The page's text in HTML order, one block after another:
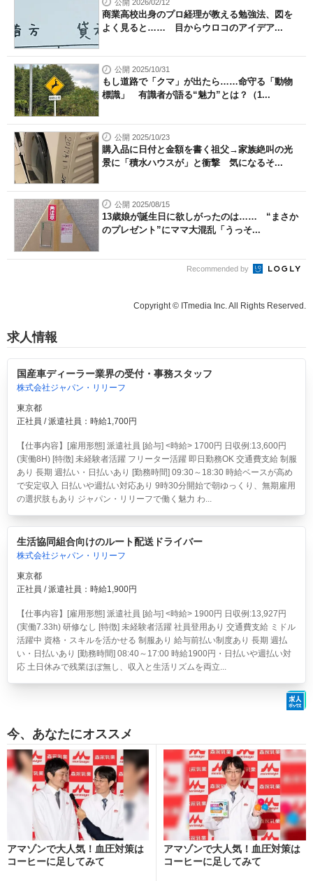
公開 2026/02/12
商業高校出身のプロ経理が教える勉強法、図を
よく見ると…… 目からウロコのアイデア...
公開 2025/10/31
もし道路で「クマ」が出たら……命守る「動物
標識」 有識者が語る“魅力”とは？（1...
公開 2025/10/23
購入品に日付と金額を書く祖父→家族絶叫の光
景に「積水ハウスが」と衝撃 気になるそ...
公開 2025/08/15
13歳娘が誕生日に欲しがったのは…… “まさか
のプレゼント”にママ大混乱「うっそ...
Recommended by
Copyright © ITmedia Inc. All Rights Reserved.
求人情報
国産車ディーラー業界の受付・事務スタッフ
株式会社ジャパン・リリーフ
東京都
正社員 / 派遣社員：時給1,700円
【仕事内容】[雇用形態] 派遣社員 [給与] <時給> 1700円 日収例:13,600円
(実働8H) [特徴] 未経験者活躍 フリーター活躍 即日勤務OK 交通費支給 制服
あり 長期 週払い・日払いあり [勤務時間] 09:30～18:30 時給ベースが高め
で安定収入 日払いや週払い対応あり 9時30分開始で朝ゆっくり、無期雇用
の選択肢もあり ジャパン・リリーフで働く魅力 わ...
生活協同組合向けのルート配送ドライバー
株式会社ジャパン・リリーフ
東京都
正社員 / 派遣社員：時給1,900円
【仕事内容】[雇用形態] 派遣社員 [給与] <時給> 1900円 日収例:13,927円
(実働7.33h) 研修なし [特徴] 未経験者活躍 社員登用あり 交通費支給 ミドル
活躍中 資格・スキルを活かせる 制服あり 給与前払い制度あり 長期 週払
い・日払いあり [勤務時間] 08:40～17:00 時給1900円・日払いや週払い対
応 土日休みで残業ほぼ無し、収入と生活リズムを両立...
今、あなたにオススメ
アマゾンで大人気！血圧対策は
コーヒーに足してみて
アマゾンで大人気！血圧対策は
コーヒーに足してみて